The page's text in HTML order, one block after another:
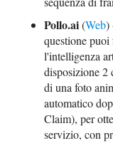
Pollo.ai(Web)
questione
l'intelligenza
disposizione 2
di una foto
automatico
Claim), per
servizio, con